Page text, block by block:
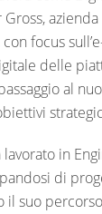
focus
delle
al
in
di
il suo